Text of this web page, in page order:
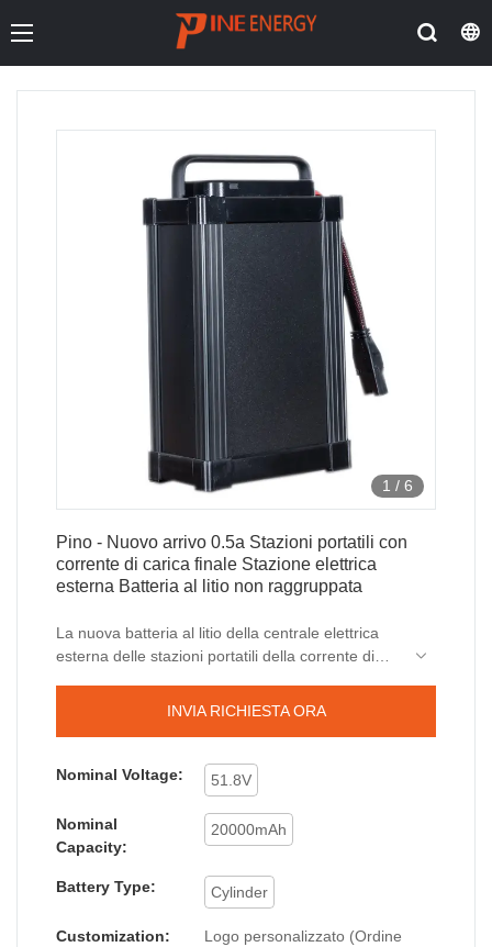
1 / 6
Pino - Nuovo arrivo 0.5a Stazioni portatili con
corrente di carica finale Stazione elettrica
esterna Batteria al litio non raggruppata
La nuova batteria al litio della centrale elettrica
esterna delle stazioni portatili della corrente di
prime qualificate e facili da elaborare.
una combinazione perfetta di ogni perfezione ed
è destinato a creare vantaggi per i clienti.
INVIA RICHIESTA ORA
Nominal Voltage: 51.8V
Nominal
Capacity:
20000mAh
Battery Type: Cylinder
Customization:
Logo personalizzato (Ordine